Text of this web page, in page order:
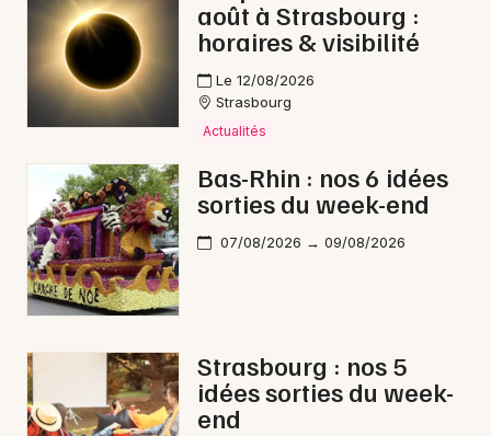
août à Strasbourg :
horaires & visibilité
Le 12/08/2026
Strasbourg
Actualités
Bas-Rhin : nos 6 idées
sorties du week-end
07/08/2026 → 09/08/2026
Strasbourg : nos 5
idées sorties du week-
end